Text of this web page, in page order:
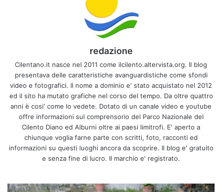
redazione
Cilentano.it nasce nel 2011 come ilcilento.altervista.org. Il blog
presentava delle caratteristiche avanguardistiche come sfondi
video e fotografici. Il nome a dominio e' stato acquistato nel 2012
ed il sito ha mutato grafiche nel corso del tempo. Da oltre quattro
anni è cosi' come lo vedete. Dotato di un canale video e youtube
offre informazioni sul comprensorio del Parco Nazionale del
Cilento Diano ed Alburni oltre ai paesi limitrofi. E' aperto a
chiunque voglia farne parte con scritti, foto, racconti ed
informazioni su questi luoghi ancora da scoprire. Il blog e' gratuito
e senza fine di lucro. Il marchio e' registrato.